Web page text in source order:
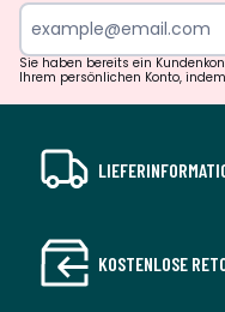
Sie haben bereits ein
Ihrem persönlichen Konto,
KOSTENLOSE